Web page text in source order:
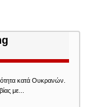
κατά Ουκρανών.
με...